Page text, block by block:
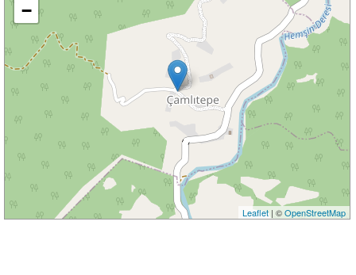
−
Leaflet| ©OpenStreetMap